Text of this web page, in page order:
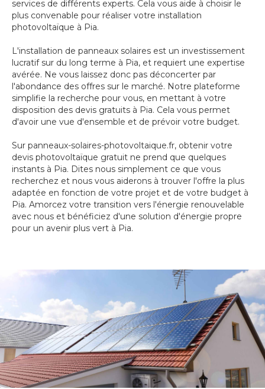
services de différents experts. Cela vous aide à choisir le
plus convenable pour réaliser votre installation
photovoltaïque à Pia.
L'installation de panneaux solaires est un investissement
lucratif sur du long terme à Pia, et requiert une expertise
avérée. Ne vous laissez donc pas déconcerter par
l'abondance des offres sur le marché. Notre plateforme
simplifie la recherche pour vous, en mettant à votre
disposition des devis gratuits à Pia. Cela vous permet
d'avoir une vue d'ensemble et de prévoir votre budget.
Sur panneaux-solaires-photovoltaique.fr, obtenir votre
devis photovoltaïque gratuit ne prend que quelques
instants à Pia. Dites nous simplement ce que vous
recherchez et nous vous aiderons à trouver l'offre la plus
adaptée en fonction de votre projet et de votre budget à
Pia. Amorcez votre transition vers l'énergie renouvelable
avec nous et bénéficiez d'une solution d'énergie propre
pour un avenir plus vert à Pia.